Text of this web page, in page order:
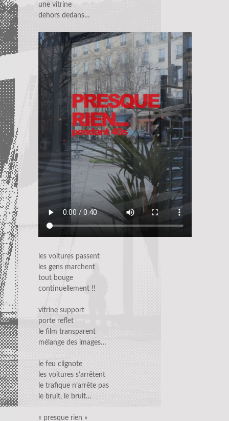
une vitrine
dehors dedans…
les voitures passent
les gens marchent
tout bouge
continuellement !!
vitrine support
porte reflet
le film transparent
mélange des images…
le feu clignote
les voitures s’arrêtent
le trafique n’arrête pas
le bruit, le bruit…
« presque rien »